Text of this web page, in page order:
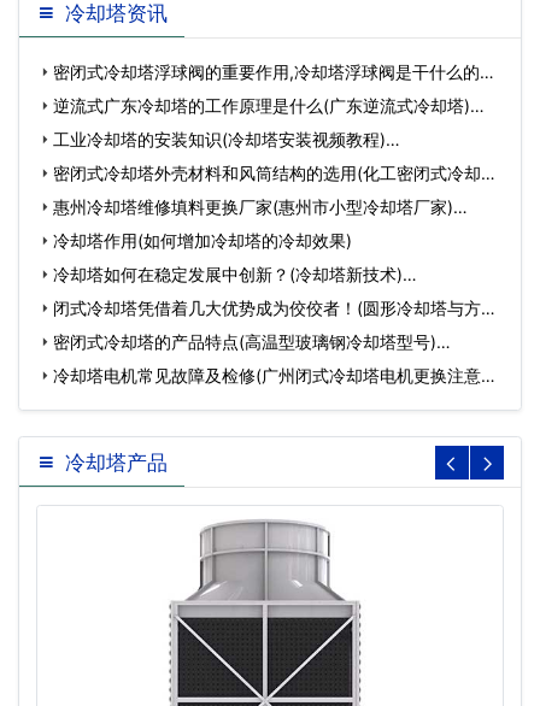
冷却塔资讯
密闭式冷却塔浮球阀的重要作用,冷却塔浮球阀是干什么的…
逆流式广东冷却塔的工作原理是什么(广东逆流式冷却塔)…
工业冷却塔的安装知识(冷却塔安装视频教程)…
密闭式冷却塔外壳材料和风筒结构的选用(化工密闭式冷却塔
定…惠州冷却塔维修填料更换厂家(惠州市小型冷却塔厂家)…
冷却塔作用(如何增加冷却塔的冷却效果)
冷却塔如何在稳定发展中创新？(冷却塔新技术)…
闭式冷却塔凭借着几大优势成为佼佼者！(圆形冷却塔与方形
冷却…
密闭式冷却塔的产品特点(高温型玻璃钢冷却塔型号)…
冷却塔电机常见故障及检修(广州闭式冷却塔电机更换注意事
项…
冷却塔产品